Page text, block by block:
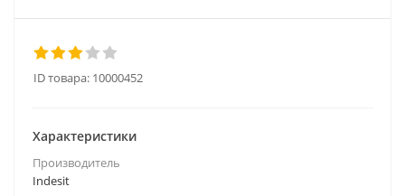
ID товара: 10000452
Характеристики
Производитель
Indesit